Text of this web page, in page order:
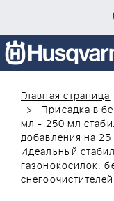
Главная страница
Присадка в
мл - 250 мл
добавления на
Идеальный
газонокосилок,